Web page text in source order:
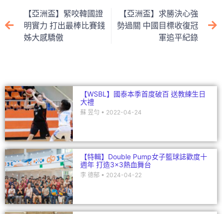
e
b
o
er l
at
e
dI
【亞洲盃】緊咬韓國證
明實力 打出最棒比賽錢
姊大感驕傲
【亞洲盃】求勝決心強
勢過關 中國目標收復冠
軍追平紀錄
【WSBL】國泰本季首度破百 送教練生日
大禮
蘇 昱勻 2022-04-24
【特輯】Double Pump女子籃球誌歡度十
週年 打造3×3熱血舞台
李 德郁 2024-04-22